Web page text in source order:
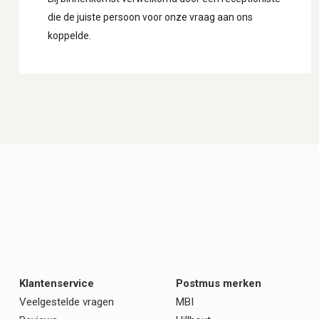
die de juiste persoon voor onze vraag aan ons
koppelde.
Klantenservice
Veelgestelde vragen
Postmus merken
MBI